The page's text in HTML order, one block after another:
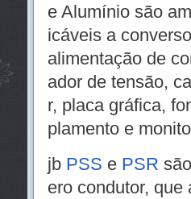
e Alumínio são
icáveis a
alimentação de
ador de tensão,
r, placa gráfica,
plamento e
jb PSS e PSR
ero condutor,